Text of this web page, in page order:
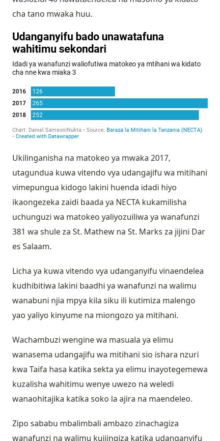
cha tano mwaka huu.
Ukilinganisha na matokeo ya mwaka 2017,
utagundua kuwa vitendo vya udangajifu wa mitihani
vimepungua kidogo lakini huenda idadi hiyo
ikaongezeka zaidi baada ya NECTA kukamilisha
uchunguzi wa matokeo yaliyozuiliwa ya wanafunzi
381 wa shule za St. Mathew na St. Marks za jijini Dar
es Salaam.
Licha ya kuwa vitendo vya udanganyifu vinaendelea
kudhibitiwa lakini baadhi ya wanafunzi na walimu
wanabuni njia mpya kila siku ili kutimiza malengo
yao yaliyo kinyume na miongozo ya mitihani.
Wachambuzi wengine wa masuala ya elimu
wanasema udangajifu wa mitihani sio ishara nzuri
kwa Taifa hasa katika sekta ya elimu inayotegemewa
kuzalisha wahitimu wenye uwezo na weledi
wanaohitajika katika soko la ajira na maendeleo.
Zipo sababu mbalimbali ambazo zinachagiza
wanafunzi na walimu kujiingiza katika udanganyifu